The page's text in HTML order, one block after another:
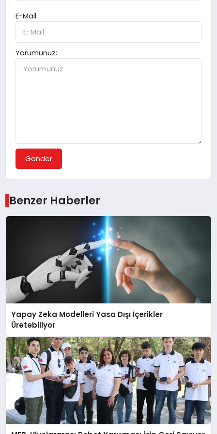
E-Mail:
Yorumunuz:
Gönder
Benzer Haberler
Yapay Zeka Modelleri Yasa Dışı İçerikler
Üretebiliyor